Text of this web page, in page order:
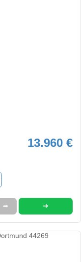
13.960 €
➦ ➜